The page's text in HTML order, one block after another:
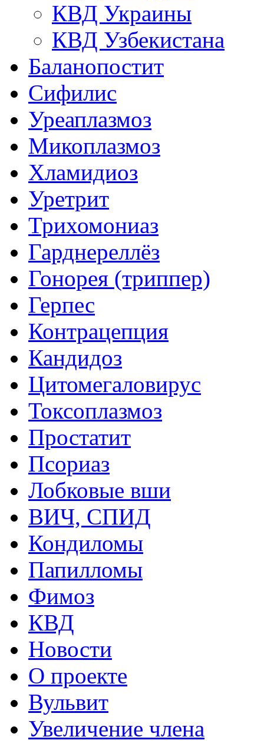
КВД Украины
КВД Узбекистана
Баланопостит
Сифилис
Уреаплазмоз
Микоплазмоз
Хламидиоз
Уретрит
Трихомониаз
Гарднереллёз
Гонорея (триппер)
Герпес
Контрацепция
Кандидоз
Цитомегаловирус
Токсоплазмоз
Простатит
Псориаз
Лобковые вши
ВИЧ, СПИД
Кондиломы
Папилломы
Фимоз
КВД
Новости
О проекте
Вульвит
Увеличение члена